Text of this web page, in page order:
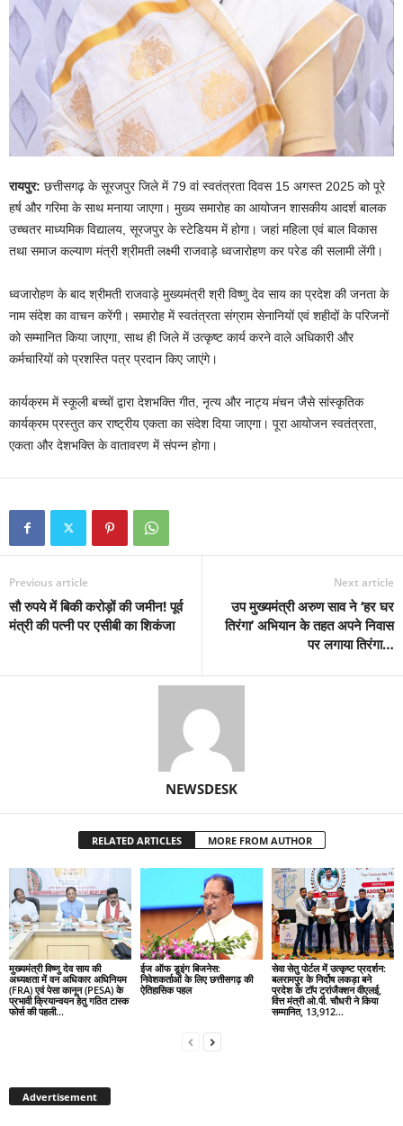
रायपुर: छत्तीसगढ़ के सूरजपुर जिले में 79 वां स्वतंत्रता दिवस 15 अगस्त 2025 को पूरे
हर्ष और गरिमा के साथ मनाया जाएगा। मुख्य समारोह का आयोजन शासकीय आदर्श बालक
उच्चतर माध्यमिक विद्यालय, सूरजपुर के स्टेडियम में होगा। जहां महिला एवं बाल विकास
तथा समाज कल्याण मंत्री श्रीमती लक्ष्मी राजवाड़े ध्वजारोहण कर परेड की सलामी लेंगी।
ध्वजारोहण के बाद श्रीमती राजवाड़े मुख्यमंत्री श्री विष्णु देव साय का प्रदेश की जनता के
नाम संदेश का वाचन करेंगी। समारोह में स्वतंत्रता संग्राम सेनानियों एवं शहीदों के परिजनों
को सम्मानित किया जाएगा, साथ ही जिले में उत्कृष्ट कार्य करने वाले अधिकारी और
कर्मचारियों को प्रशस्ति पत्र प्रदान किए जाएंगे।
कार्यक्रम में स्कूली बच्चों द्वारा देशभक्ति गीत, नृत्य और नाट्य मंचन जैसे सांस्कृतिक
कार्यक्रम प्रस्तुत कर राष्ट्रीय एकता का संदेश दिया जाएगा। पूरा आयोजन स्वतंत्रता,
एकता और देशभक्ति के वातावरण में संपन्न होगा।
Previous article
सौ रुपये में बिकी करोड़ों की जमीन! पूर्व
मंत्री की पत्नी पर एसीबी का शिकंजा
Next article
उप मुख्यमंत्री अरुण साव ने ‘हर घर
तिरंगा’ अभियान के तहत अपने निवास
पर लगाया तिरंगा…
NEWSDESK
RELATED ARTICLES MORE FROM AUTHOR
मुख्यमंत्री विष्णु देव साय की
अध्यक्षता में वन अधिकार अधिनियम
(FRA) एवं पेसा कानून (PESA) के
प्रभावी क्रियान्वयन हेतु गठित टास्क
फोर्स की पहली...
ईज ऑफ डूइंग बिजनेस:
निवेशकर्ताओं के लिए छत्तीसगढ़ की
ऐतिहासिक पहल
सेवा सेतु पोर्टल में उत्कृष्ट प्रदर्शन:
बलरामपुर के निर्दोष लकड़ा बने
प्रदेश के टॉप ट्रांजैक्शन वीएलई,
वित्त मंत्री ओ.पी. चौधरी ने किया
सम्मानित, 13,912...
Advertisement